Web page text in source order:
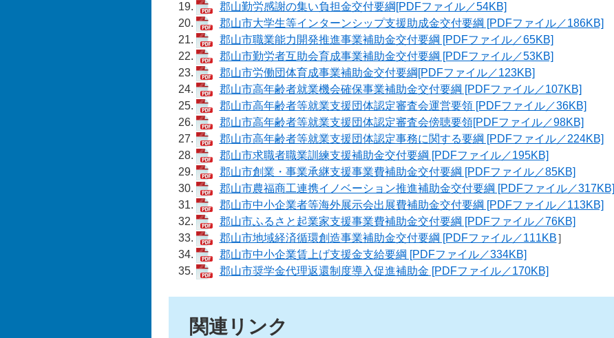
郡山勤労感謝の集い負担金交付要綱[PDFファイル／54KB]
郡山市大学生等インターンシップ支援助成金交付要綱 [PDFファイル／186KB]
郡山市職業能力開発推進事業補助金交付要綱 [PDFファイル／65KB]
郡山市勤労者互助会育成事業補助金交付要綱 [PDFファイル／53KB]
郡山市労働団体育成事業補助金交付要綱[PDFファイル／123KB]
郡山市高年齢者就業機会確保事業補助金交付要綱 [PDFファイル／107KB]
郡山市高年齢者等就業支援団体認定審査会運営要領 [PDFファイル／36KB]
郡山市高年齢者等就業支援団体認定審査会傍聴要領[PDFファイル／98KB]
郡山市高年齢者等就業支援団体認定事務に関する要綱 [PDFファイル／224KB]
郡山市求職者職業訓練支援補助金交付要綱 [PDFファイル／195KB]
郡山市創業・事業承継支援事業費補助金交付要綱 [PDFファイル／85KB]
郡山市農福商工連携イノベーション推進補助金交付要綱 [PDFファイル／317KB]
郡山市中小企業者等海外展示会出展費補助金交付要綱 [PDFファイル／113KB]
郡山市ふるさと起業家支援事業費補助金交付要綱 [PDFファイル／76KB]
郡山市地域経済循環創造事業補助金交付要綱 [PDFファイル／111KB］
郡山市中小企業賃上げ支援金支給要綱 [PDFファイル／334KB]
郡山市奨学金代理返還制度導入促進補助金 [PDFファイル／170KB]
関連リンク